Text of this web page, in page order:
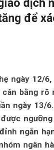
dịch
để
ngày 12/
bằng rõ
ngày 13/
ngắn
ngân